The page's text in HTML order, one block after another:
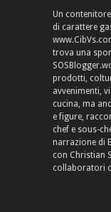
Un
di carattere
trova una
prodotti,
avvenimenti,
cucina, ma
e figure,
chef e sous-
narrazione di
con Christian
collaboratori